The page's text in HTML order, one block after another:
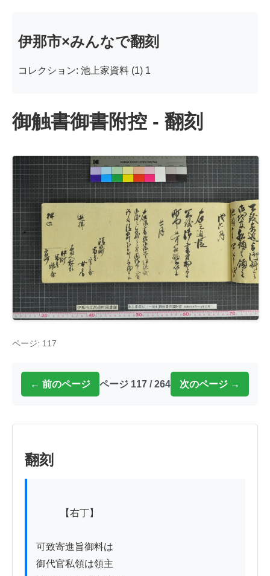
伊那市×みんなで翻刻
コレクション: 池上家資料 (1) 1
御触書御書附控 - 翻刻
ページ: 117
← 前のページ ページ 117 / 264 次のページ →
翻刻
可致寄進旨御料は
御代官私領は領主